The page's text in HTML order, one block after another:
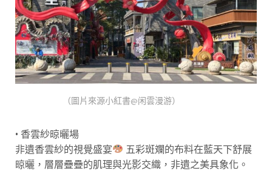
（圖片來源小紅書@闲雲漫游）
• 香雲紗晾曬場
非遺香雲紗的視覺盛宴
五彩斑斕的布料在藍天下舒展
晾曬，層層疊疊的肌理與光影交織，非遺之美具象化。